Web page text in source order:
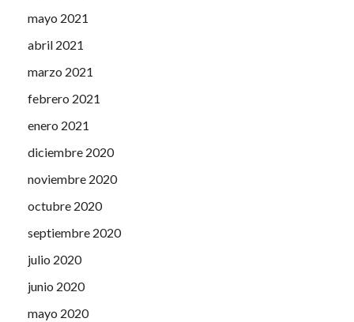
mayo 2021
abril 2021
marzo 2021
febrero 2021
enero 2021
diciembre 2020
noviembre 2020
octubre 2020
septiembre 2020
julio 2020
junio 2020
mayo 2020